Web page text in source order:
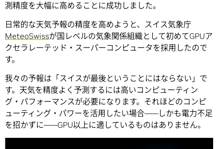
測精度を大幅に高めることに成功しました。
日常的な天気予報の精度を高めようと、スイス気象庁
MeteoSwissが国レベルの気象関係組織として初めてGPUア
クセラレーテッド・スーパーコンピュータを採用したので
す。
我々の予報は「スイスが最後ということにはならない」で
す。天気を精度よく予測するには高いコンピューティン
グ・パフォーマンスが必要になります。それほどのコンピ
ューティング・パワーを活用したい場合――しかも電力不足
を招かずに――GPU以上に適しているものはありません。